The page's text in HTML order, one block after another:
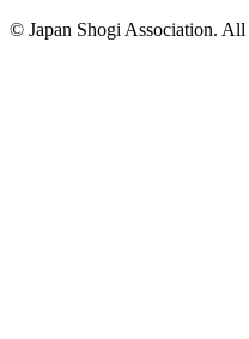
© Japan Shogi Association. All